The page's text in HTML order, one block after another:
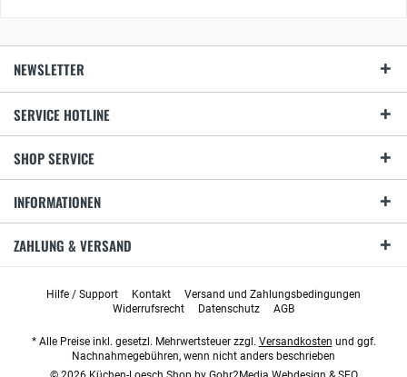
NEWSLETTER
SERVICE HOTLINE
SHOP SERVICE
INFORMATIONEN
ZAHLUNG & VERSAND
Hilfe / Support Kontakt
Versand und Zahlungsbedingungen
Widerrufsrecht
Datenschutz AGB
* Alle Preise inkl. gesetzl. Mehrwertsteuer zzgl. Versandkosten und ggf.
Nachnahmegebühren, wenn nicht anders beschrieben